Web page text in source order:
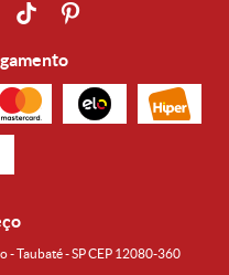
- Taubaté - SP CEP 12080-360